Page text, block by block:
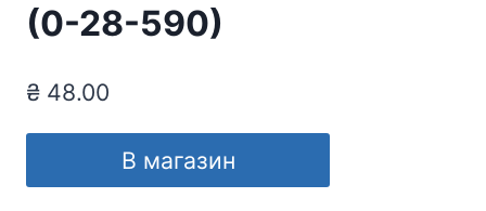
(0-28-590)
₴ 48.00
В магазин